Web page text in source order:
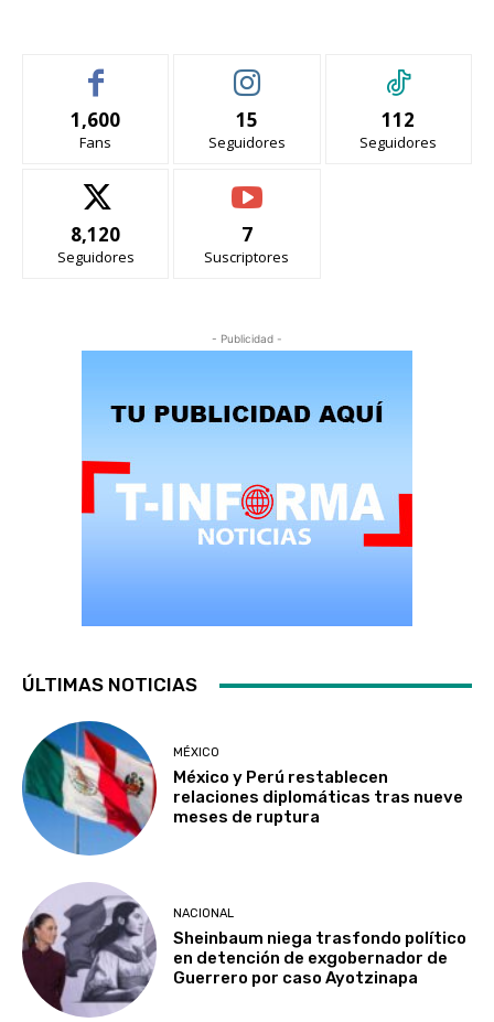
1,600
Fans
15
Seguidores
112
Seguidores
8,120
Seguidores
7
Suscriptores
- Publicidad -
ÚLTIMAS NOTICIAS
MÉXICO
México y Perú restablecen
relaciones diplomáticas tras nueve
meses de ruptura
NACIONAL
Sheinbaum niega trasfondo político
en detención de exgobernador de
Guerrero por caso Ayotzinapa